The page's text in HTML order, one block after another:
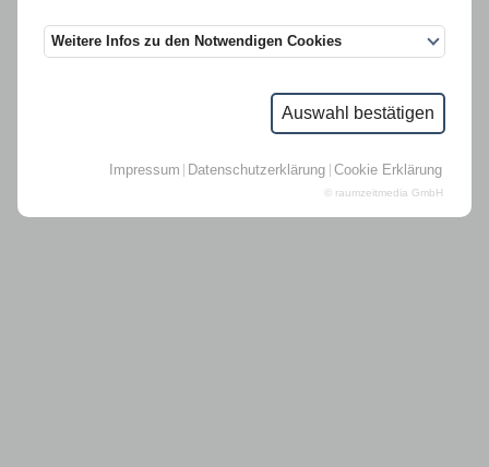
Weitere Infos zu den Notwendigen Cookies
Auswahl bestätigen
Impressum Datenschutzerklärung Cookie Erklärung
© raumzeitmedia GmbH